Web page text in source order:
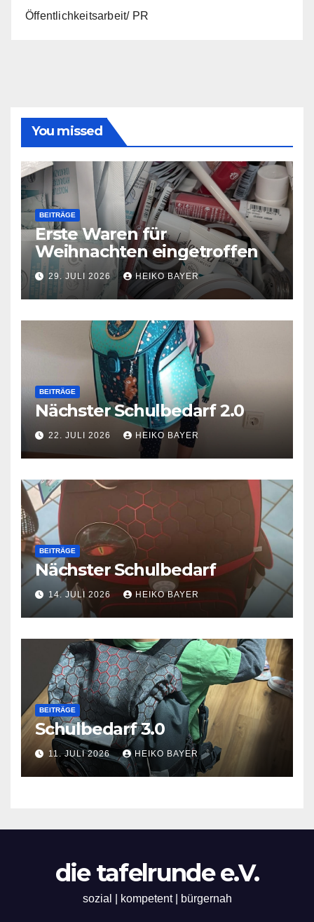
Öffentlichkeitsarbeit/ PR
You missed
BEITRÄGE
Erste Waren für
Weihnachten eingetroffen
29. JULI 2026 HEIKO BAYER
BEITRÄGE
Nächster Schulbedarf 2.0
22. JULI 2026 HEIKO BAYER
BEITRÄGE
Nächster Schulbedarf
14. JULI 2026 HEIKO BAYER
BEITRÄGE
Schulbedarf 3.0
11. JULI 2026 HEIKO BAYER
die tafelrunde e.V.
sozial | kompetent | bürgernah